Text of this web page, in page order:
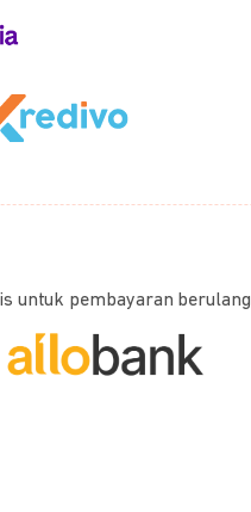
untuk pembayaran berulang